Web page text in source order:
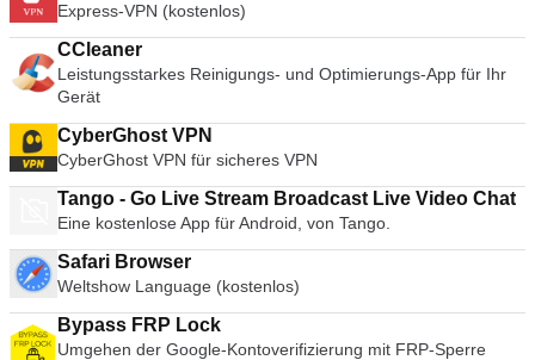
Express-VPN (kostenlos)
CCleaner
Leistungsstarkes Reinigungs- und Optimierungs-App für Ihr
Gerät
CyberGhost VPN
CyberGhost VPN für sicheres VPN
Tango - Go Live Stream Broadcast Live Video Chat
Eine kostenlose App für Android, von Tango.
Safari Browser
Weltshow Language (kostenlos)
Bypass FRP Lock
Umgehen der Google-Kontoverifizierung mit FRP-Sperre